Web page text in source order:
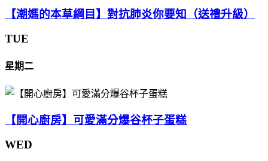
【潮媽的本草綱目】對抗肺炎你要知（送禮升級）
TUE
星期二
【開心廚房】可愛滿分爆谷杯子蛋糕
WED